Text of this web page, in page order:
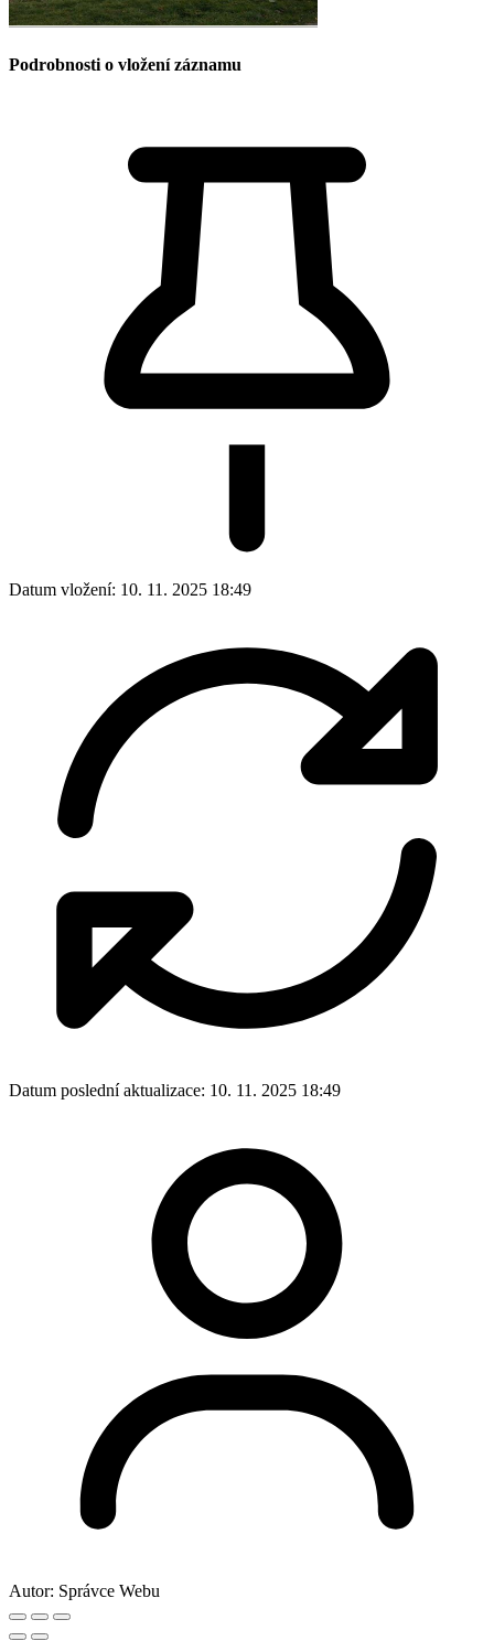
Podrobnosti o vložení záznamu
Datum vložení: 10. 11. 2025 18:49
Datum poslední aktualizace: 10. 11. 2025 18:49
Autor: Správce Webu